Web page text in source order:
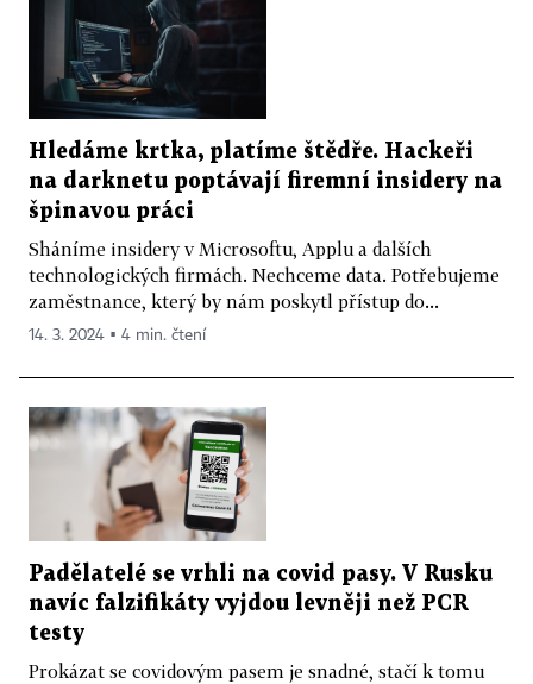
Hledáme krtka, platíme štědře. Hackeři
na darknetu poptávají firemní insidery na
špinavou práci
Sháníme insidery v Microsoftu, Applu a dalších
technologických firmách. Nechceme data. Potřebujeme
zaměstnance, který by nám poskytl přístup do...
14. 3. 2024 ▪ 4 min. čtení
Padělatelé se vrhli na covid pasy. V Rusku
navíc falzifikáty vyjdou levněji než PCR
testy
Prokázat se covidovým pasem je snadné, stačí k tomu